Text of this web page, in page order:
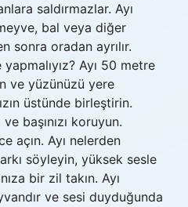
saldırmazlar. Ayı
bal veya diğer
sonra oradan ayrılır.
yapmalıyız? Ayı 50 metre
ve yüzünüzü yere
üstünde birleştirin.
başınızı koruyun.
açın. Ayı nelerden
söyleyin, yüksek sesle
bir zil takın. Ayı
ve sesi duyduğunda